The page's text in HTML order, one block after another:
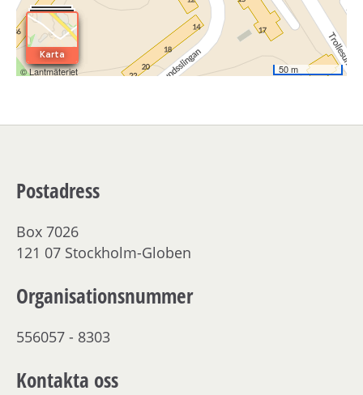
Postadress
Box 7026
121 07 Stockholm-Globen
Organisationsnummer
556057 - 8303
Kontakta oss